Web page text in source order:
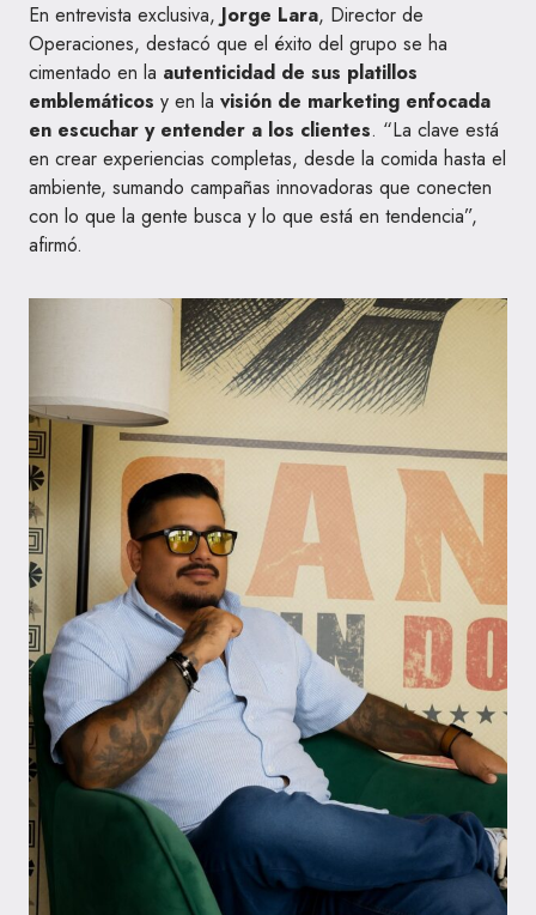
En entrevista exclusiva, Jorge Lara, Director de
Operaciones, destacó que el éxito del grupo se ha
cimentado en la autenticidad de sus platillos
emblemáticos y en la visión de marketing enfocada
en escuchar y entender a los clientes. “La clave está
en crear experiencias completas, desde la comida hasta el
ambiente, sumando campañas innovadoras que conecten
con lo que la gente busca y lo que está en tendencia”,
afirmó.